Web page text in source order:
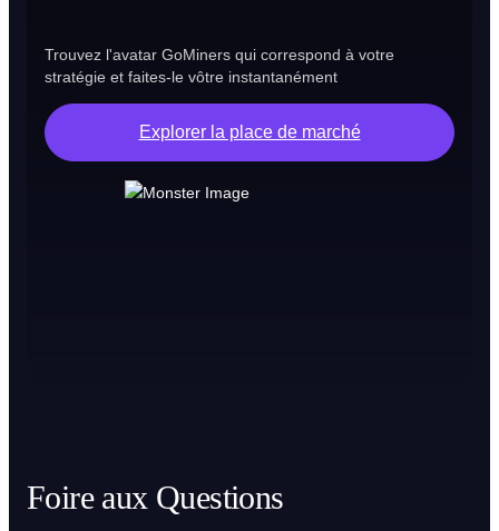
Trouvez l'avatar GoMiners qui correspond à votre
stratégie et faites-le vôtre instantanément
Explorer la place de marché
Foire aux Questions